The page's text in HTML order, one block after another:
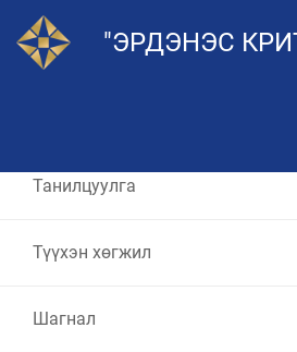
"ЭРДЭНЭС
Танилцуулга
Түүхэн хөгжил
Шагнал